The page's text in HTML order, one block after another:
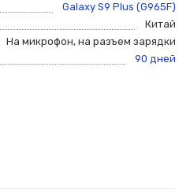
Galaxy S9 Plus (G965F)
Китай
На микрофон, на разъем зарядки
90 дней